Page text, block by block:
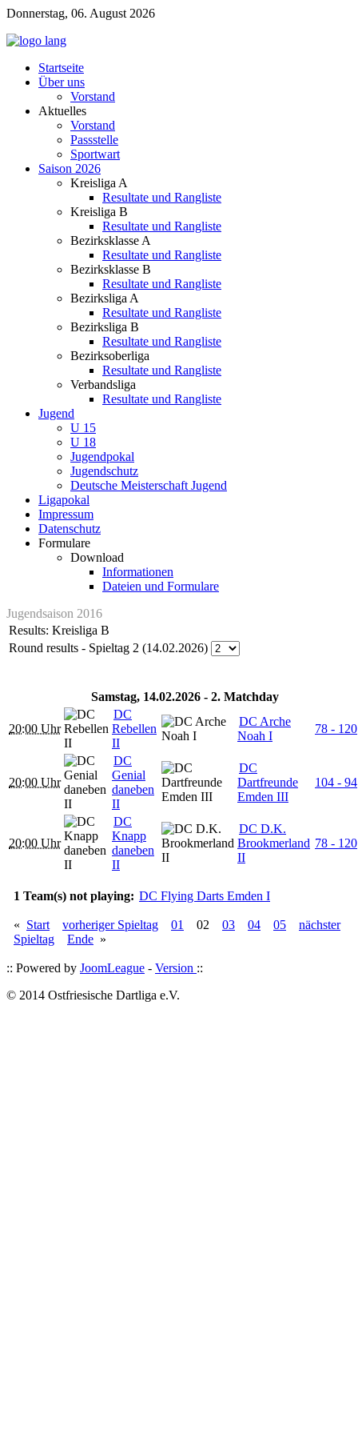
Donnerstag, 06. August 2026
Startseite
Über uns
Vorstand
Aktuelles
Vorstand
Passstelle
Sportwart
Saison 2026
Kreisliga A
Resultate und Rangliste
Kreisliga B
Resultate und Rangliste
Bezirksklasse A
Resultate und Rangliste
Bezirksklasse B
Resultate und Rangliste
Bezirksliga A
Resultate und Rangliste
Bezirksliga B
Resultate und Rangliste
Bezirksoberliga
Resultate und Rangliste
Verbandsliga
Resultate und Rangliste
Jugend
U 15
U 18
Jugendpokal
Jugendschutz
Deutsche Meisterschaft Jugend
Ligapokal
Impressum
Datenschutz
Formulare
Download
Informationen
Dateien und Formulare
Jugendsaison 2016
Results: Kreisliga B
Round results - Spieltag 2 (14.02.2026)
Samstag, 14.02.2026 - 2. Matchday
20:00 Uhr
DC
Rebellen
II
DC Arche
Noah I
78 - 120
20:00 Uhr
DC
Genial
daneben
II
DC
Dartfreunde
Emden III
104 - 94
20:00 Uhr
DC
Knapp
daneben
II
DC D.K.
Brookmerland
II
78 - 120
1 Team(s) not playing: DC Flying Darts Emden I
« Start vorheriger Spieltag 01 02 03 04 05
nächster
Spieltag
Ende »
:: Powered by JoomLeague - Version ::
© 2014 Ostfriesische Dartliga e.V.